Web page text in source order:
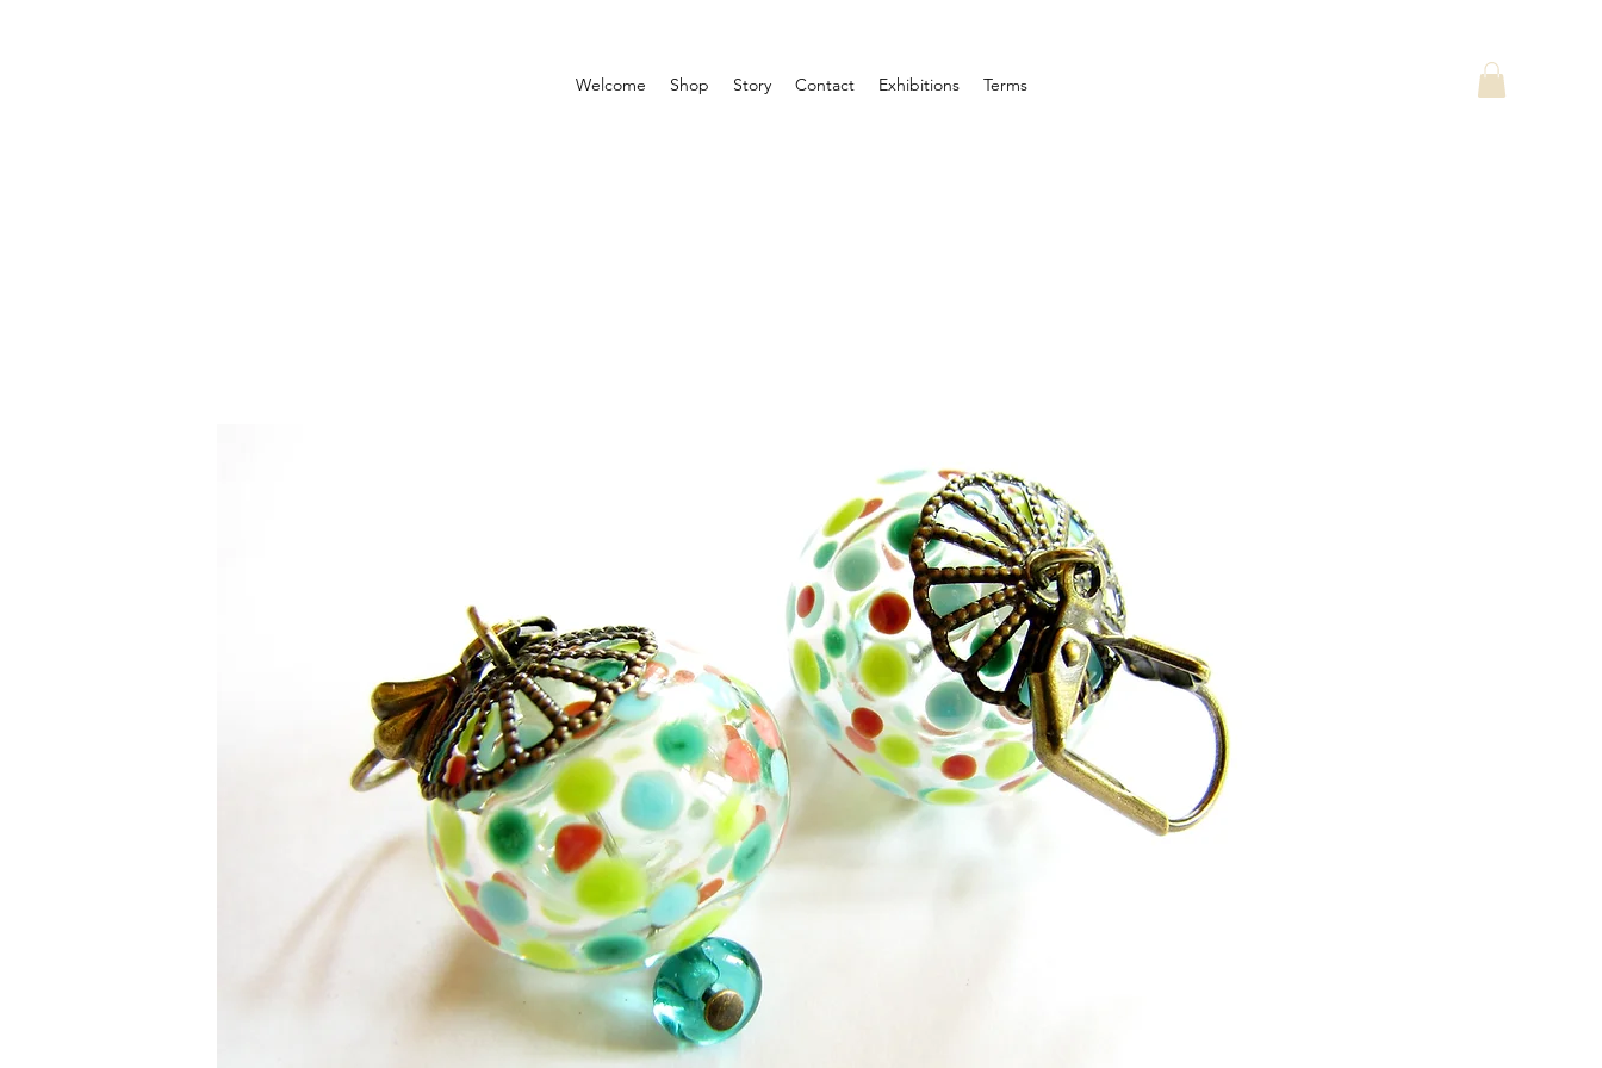
Welcome Shop Story Contact Exhibitions Terms